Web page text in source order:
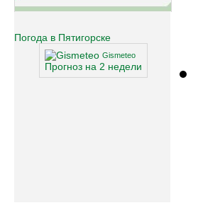
Погода в Пятигорске
Gismeteo
Прогноз на 2 недели